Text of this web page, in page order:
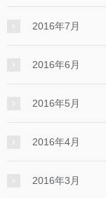
2016年7月
2016年6月
2016年5月
2016年4月
2016年3月